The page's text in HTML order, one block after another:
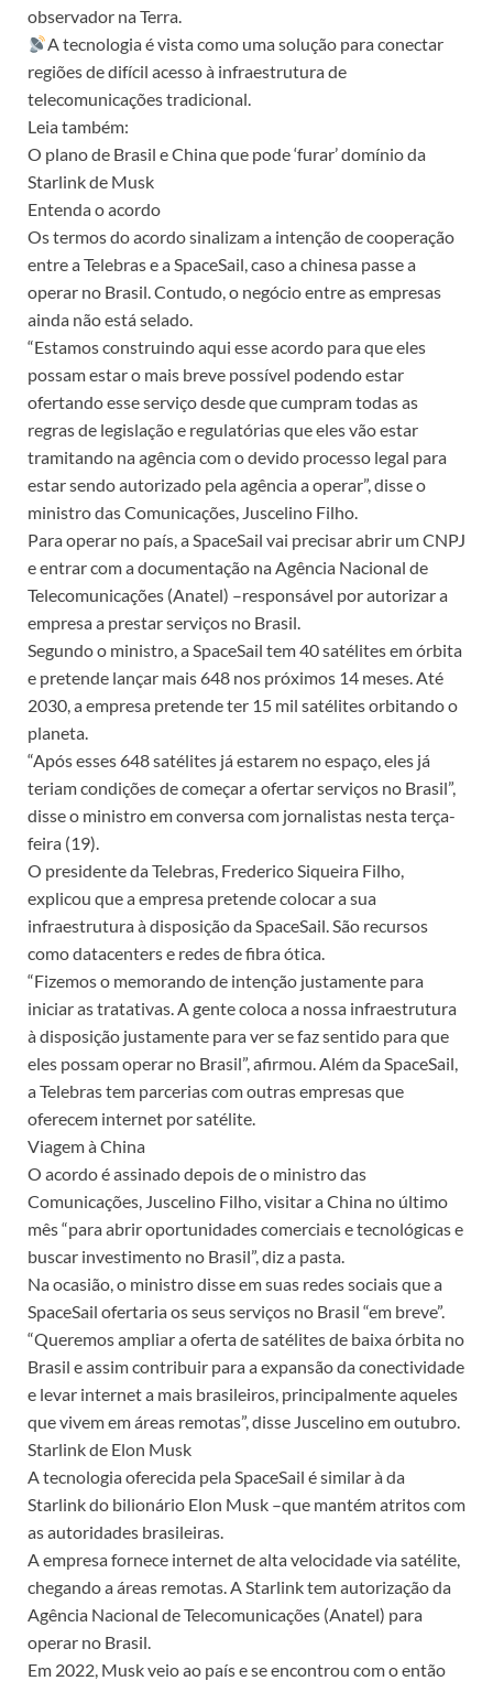
observador na Terra.
A tecnologia é vista como uma solução para conectar
regiões de difícil acesso à infraestrutura de
telecomunicações tradicional.
Leia também:
O plano de Brasil e China que pode ‘furar’ domínio da
Starlink de Musk
Entenda o acordo
Os termos do acordo sinalizam a intenção de cooperação
entre a Telebras e a SpaceSail, caso a chinesa passe a
operar no Brasil. Contudo, o negócio entre as empresas
ainda não está selado.
“Estamos construindo aqui esse acordo para que eles
possam estar o mais breve possível podendo estar
ofertando esse serviço desde que cumpram todas as
regras de legislação e regulatórias que eles vão estar
tramitando na agência com o devido processo legal para
estar sendo autorizado pela agência a operar”, disse o
ministro das Comunicações, Juscelino Filho.
Para operar no país, a SpaceSail vai precisar abrir um CNPJ
e entrar com a documentação na Agência Nacional de
Telecomunicações (Anatel) –responsável por autorizar a
empresa a prestar serviços no Brasil.
Segundo o ministro, a SpaceSail tem 40 satélites em órbita
e pretende lançar mais 648 nos próximos 14 meses. Até
2030, a empresa pretende ter 15 mil satélites orbitando o
planeta.
“Após esses 648 satélites já estarem no espaço, eles já
teriam condições de começar a ofertar serviços no Brasil”,
disse o ministro em conversa com jornalistas nesta terça-
feira (19).
O presidente da Telebras, Frederico Siqueira Filho,
explicou que a empresa pretende colocar a sua
infraestrutura à disposição da SpaceSail. São recursos
como datacenters e redes de fibra ótica.
“Fizemos o memorando de intenção justamente para
iniciar as tratativas. A gente coloca a nossa infraestrutura
à disposição justamente para ver se faz sentido para que
eles possam operar no Brasil”, afirmou. Além da SpaceSail,
a Telebras tem parcerias com outras empresas que
oferecem internet por satélite.
Viagem à China
O acordo é assinado depois de o ministro das
Comunicações, Juscelino Filho, visitar a China no último
mês “para abrir oportunidades comerciais e tecnológicas e
buscar investimento no Brasil”, diz a pasta.
Na ocasião, o ministro disse em suas redes sociais que a
SpaceSail ofertaria os seus serviços no Brasil “em breve”.
“Queremos ampliar a oferta de satélites de baixa órbita no
Brasil e assim contribuir para a expansão da conectividade
e levar internet a mais brasileiros, principalmente aqueles
que vivem em áreas remotas”, disse Juscelino em outubro.
Starlink de Elon Musk
A tecnologia oferecida pela SpaceSail é similar à da
Starlink do bilionário Elon Musk –que mantém atritos com
as autoridades brasileiras.
A empresa fornece internet de alta velocidade via satélite,
chegando a áreas remotas. A Starlink tem autorização da
Agência Nacional de Telecomunicações (Anatel) para
operar no Brasil.
Em 2022, Musk veio ao país e se encontrou com o então